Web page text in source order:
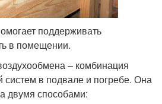
поддерживать
в помещении.
– комбинация
систем в подвале и погребе. Она
двумя способами: